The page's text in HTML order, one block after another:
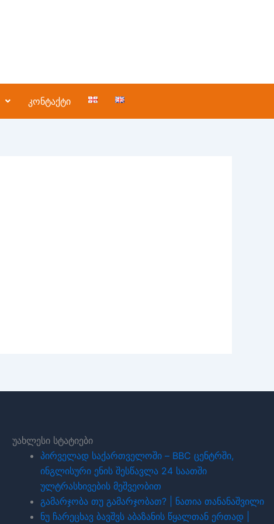
კონტაქტი
უახლესი სტატიები
პირველად საქართველოში – BBC ცენტრში,
ინგლისური ენის შესწავლა 24 საათში
ულტრასხივების მეშვეობით
გამარჯობა თუ გამარჯობათ? | ნათია თანანაშვილი
ნუ ჩარეცხავ ბავშვს აბაზანის წყალთან ერთად |